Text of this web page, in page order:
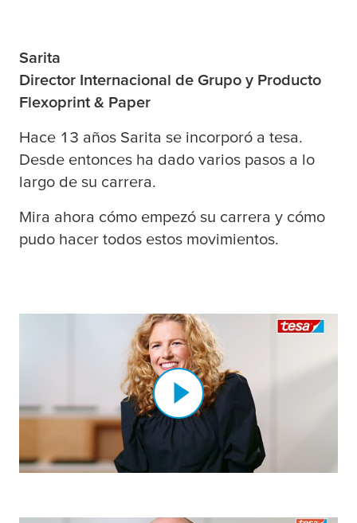
Sarita
Director Internacional de Grupo y Producto
Flexoprint & Paper
Hace 13 años Sarita se incorporó a tesa.
Desde entonces ha dado varios pasos a lo
largo de su carrera.
Mira ahora cómo empezó su carrera y cómo
pudo hacer todos estos movimientos.